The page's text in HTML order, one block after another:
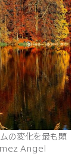
の変化を最も顕
Angel